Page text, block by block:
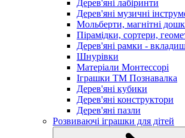
Дерев'яні лабіринти
Дерев'яні музичні
Мольберти, магнітні
Пірамідки, сортери,
Дерев'яні рамки -
Шнурівки
Матеріали Монтессорі
Іграшки ТМ Познавалка
Дерев'яні кубики
Дерев'яні конструктори
Дерев'яні пазли
Розвиваючі іграшки для дітей